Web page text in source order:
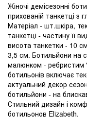
Жіночі демісезонні
прихованій танкетці з
Матеріал - шт.шкіра,
танкетці - частину її
висота танкетки - 10
3,5 см. Ботильйони на
малюнком - ребристим
ботильонів включає
актуальний декор
ботильйони - на
Стильний дизайн і
ботильонов Elizabeth.